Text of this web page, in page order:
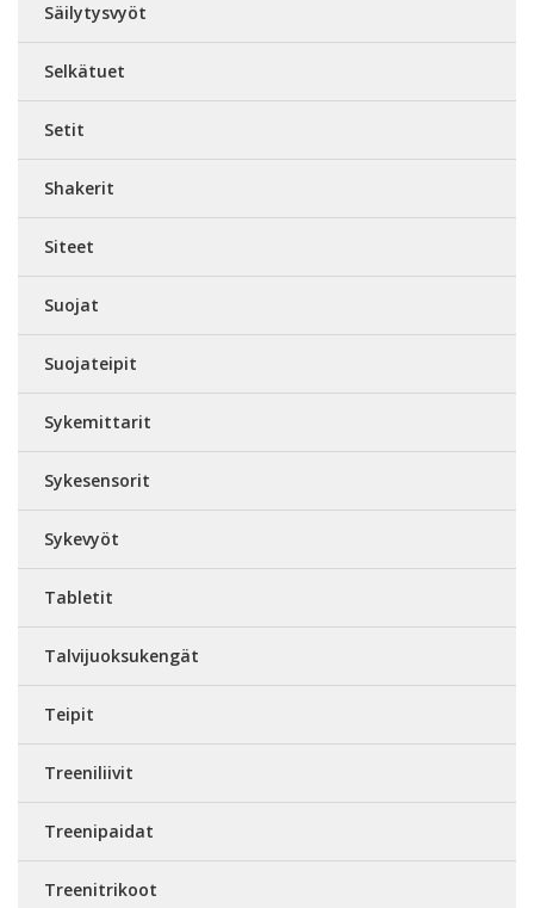
Säilytysvyöt
Selkätuet
Setit
Shakerit
Siteet
Suojat
Suojateipit
Sykemittarit
Sykesensorit
Sykevyöt
Tabletit
Talvijuoksukengät
Teipit
Treeniliivit
Treenipaidat
Treenitrikoot